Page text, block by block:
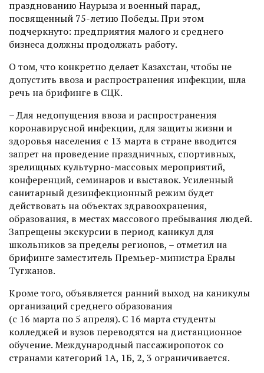
празднованию Наурыза и военный парад,
посвященный 75-летию Победы. При этом
подчеркнуто: предприятия малого и среднего
бизнеса должны продолжать работу.
О том, что конкретно делает Казахстан, чтобы не
допустить ввоза и распространения инфекции, шла
речь на брифинге в СЦК.
– Для недопущения ввоза и распространения
коронавирусной инфекции, для защиты жизни и
здоровья населения с 13 марта в стране вводится
запрет на проведение праздничных, спортивных,
зрелищных культурно-массовых мероприятий,
конференций, семинаров и выставок. Усиленный
санитарный дезинфекционный режим будет
действовать на объектах здравоохранения,
образования, в местах массового пребывания людей.
Запрещены экскурсии в период каникул для
школьников за пределы регионов, – отметил на
брифинге заместитель ­Премьер-министра Ералы
Тугжанов.
Кроме того, объявляется ранний выход на каникулы
организаций среднего образования
(с 16 марта по 5 апреля). С 16 марта студенты
колледжей и вузов переводятся на дистанционное
обучение. Международный пассажиропоток со
странами категорий 1А, 1Б, 2, 3 ограничивается.